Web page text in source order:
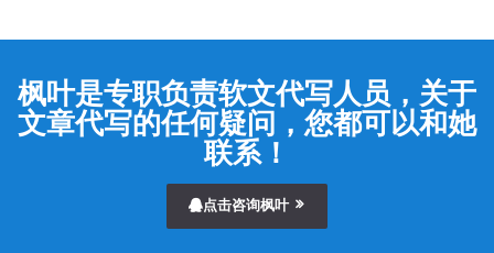
枫叶是专职负责软文代写人员，关于
文章代写的任何疑问，您都可以和她
联系！
点击咨询枫叶